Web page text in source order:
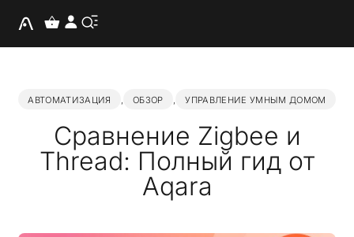
АВТОМАТИЗАЦИЯ , ОБЗОР , УПРАВЛЕНИЕ УМНЫМ ДОМОМ
Сравнение Zigbee и
Thread: Полный гид от
Aqara